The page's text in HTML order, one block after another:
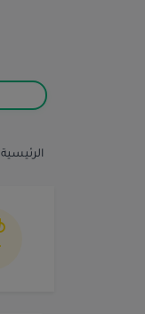
الرئيسية